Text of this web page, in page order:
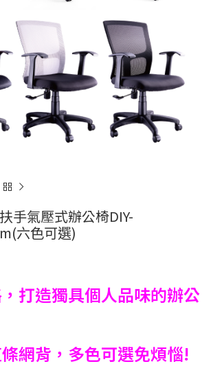
手氣壓式辦公椅DIY-
六色可選)
打造獨具個人品味的辦公
網背，多色可選免煩惱!